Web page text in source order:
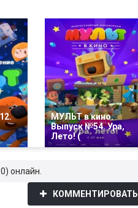
МУЛЬТ в кино.
Выпуск №54. Ура,
Лето! (
онлайн.
КОММЕНТИРОВАТЬ